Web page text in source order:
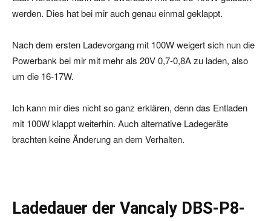
werden. Dies hat bei mir auch genau einmal geklappt.
Nach dem ersten Ladevorgang mit 100W weigert sich nun die
Powerbank bei mir mit mehr als 20V 0,7-0,8A zu laden, also
um die 16-17W.
Ich kann mir dies nicht so ganz erklären, denn das Entladen
mit 100W klappt weiterhin. Auch alternative Ladegeräte
brachten keine Änderung an dem Verhalten.
Ladedauer der Vancaly DBS-P8-